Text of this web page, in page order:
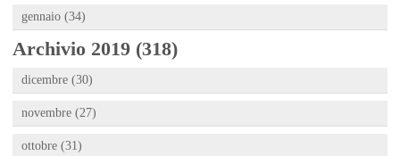
gennaio (34)
Archivio 2019 (318)
dicembre (30)
novembre (27)
ottobre (31)